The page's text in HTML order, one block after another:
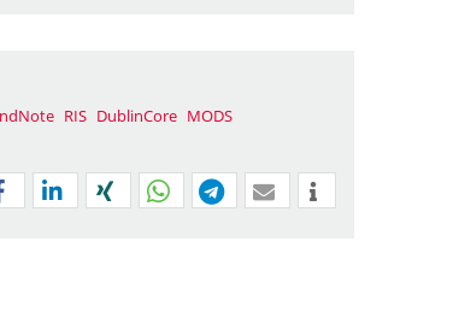
RIS DublinCore MODS